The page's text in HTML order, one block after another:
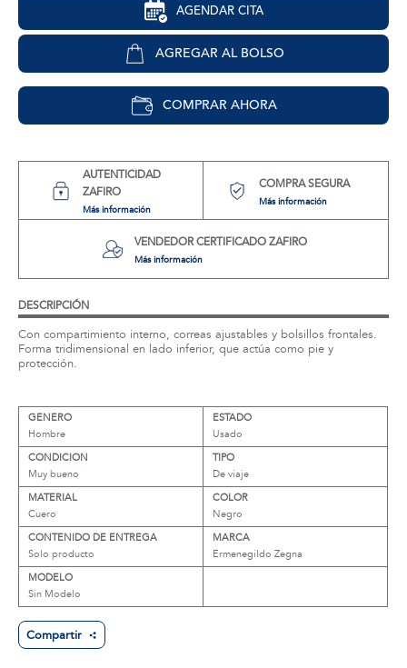
AGENDAR CITA
AGREGAR AL BOLSO
COMPRAR AHORA
AUTENTICIDAD
ZAFIRO
Más información
COMPRA SEGURA
Más información
VENDEDOR CERTIFICADO ZAFIRO
Más información
DESCRIPCIÓN
Con compartimiento interno, correas ajustables y bolsillos frontales.
Forma tridimensional en lado inferior, que actúa como pie y
protección.
GENERO
Hombre
ESTADO
Usado
CONDICION
Muy bueno
TIPO
De viaje
MATERIAL
Cuero
COLOR
Negro
CONTENIDO DE ENTREGA
Solo producto
MARCA
Ermenegildo Zegna
MODELO
Sin Modelo
Compartir